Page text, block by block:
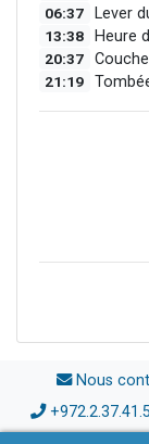
06:37 Lever
13:38 Heure
20:37
21:19
Nous